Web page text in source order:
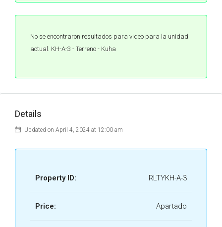
No se encontraron resultados para video para la unidad
actual. KH-A-3 - Terreno - Kuha
Details
Updated on April 4, 2024 at 12:00 am
Property ID: RLTYKH-A-3
Price: Apartado